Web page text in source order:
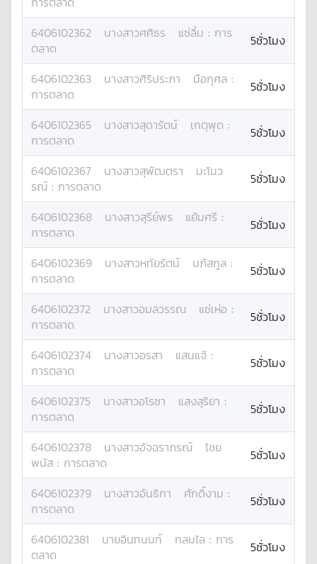
6406102362 นางสาวศศิธร แซ่ลิ้ม : การ
ตลาด
5ชั่วโมง
6406102363 นางสาวศิริประภา มือกุศล :
การตลาด
5ชั่วโมง
6406102365 นางสาวสุดารัตน์ เกตุพุด :
การตลาด
5ชั่วโมง
6406102367 นางสาวสุพัฒตรา
มะโนว
รณ์ : การตลาด 5ชั่วโมง
6406102368 นางสาวสุรีย์พร แย้มศรี :
การตลาด
5ชั่วโมง
6406102369 นางสาวหทัยรัตน์ นภัสกูล :
การตลาด
5ชั่วโมง
6406102372 นางสาวอมลวรรณ แซ่เห่อ :
การตลาด
5ชั่วโมง
6406102374 นางสาวอรสา แสนแจ้ :
การตลาด
5ชั่วโมง
6406102375 นางสาวอโรชา แสงสุริยา :
การตลาด
5ชั่วโมง
6406102378 นางสาวอัจฉราภรณ์
ไชย
พนัส : การตลาด 5ชั่วโมง
6406102379 นางสาวอันธิกา ศักดิ์งาม :
การตลาด
5ชั่วโมง
6406102381 นายอินทนนท์ กลมไล : การ
ตลาด
5ชั่วโมง